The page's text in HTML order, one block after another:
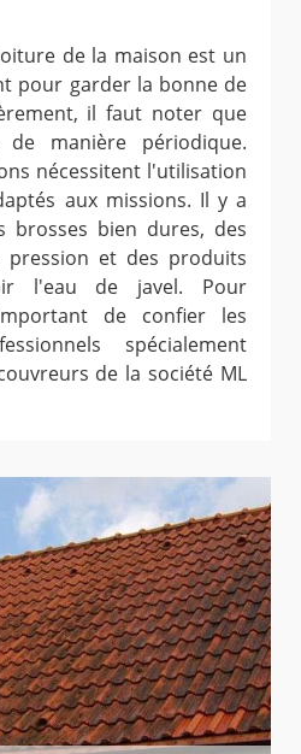
de la maison est un
pour garder la bonne de
il faut noter que
manière périodique.
nécessitent l'utilisation
aux missions. Il y a
brosses bien dures, des
et des produits
l'eau de javel. Pour
de confier les
spécialement
de la société ML